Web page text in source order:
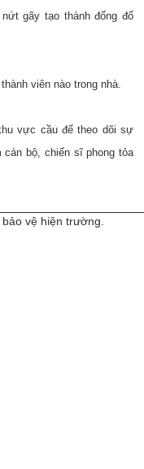
gãy tạo thành đống đổ
viên nào trong nhà.
vực cầu để theo dõi sự
cán bộ, chiến sĩ phong tỏa